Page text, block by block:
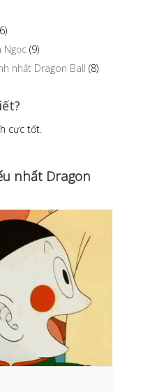
Ngọc (9)
nhất Dragon Ball (8)
cực tốt.
nhất Dragon